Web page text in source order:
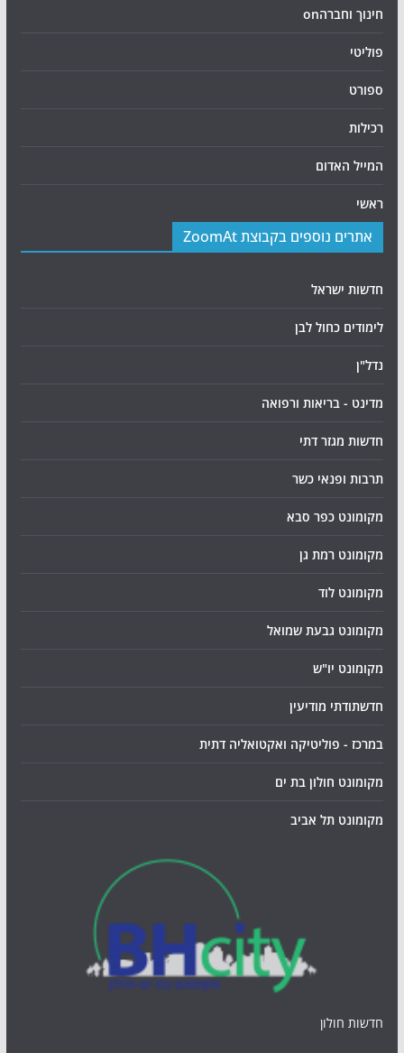
חינוך וחברהon
פוליטי
ספורט
רכילות
המייל האדום
ראשי
אתרים נוספים בקבוצת ZoomAt
חדשות ישראל
לימודים כחול לבן
נדל"ן
מדינט - בריאות ורפואה
חדשות מגזר דתי
תרבות ופנאי כשר
מקומונט כפר סבא
מקומונט רמת גן
מקומונט לוד
מקומונט גבעת שמואל
מקומונט יו"ש
חדשתודתי מודיעין
במרכז - פוליטיקה ואקטואליה דתית
מקומונט חולון בת ים
מקומונט תל אביב
חדשות חולון